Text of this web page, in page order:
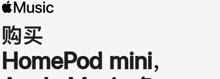
购买
HomePod mini，